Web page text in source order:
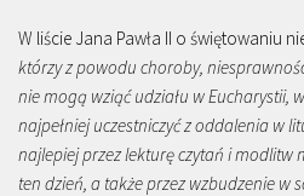
W liście Jana Pawła II o świętowaniu
którzy z powodu choroby,
nie mogą wziąć udziału w Eucharystii,
najpełniej uczestniczyć z oddalenia w
najlepiej przez lekturę czytań i modlitw
ten dzień, a także przez wzbudzenie w